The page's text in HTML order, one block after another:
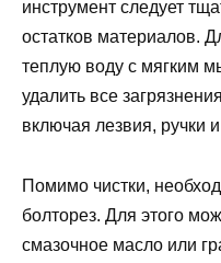
инструмент следует
остатков материалов.
теплую воду с мягким
удалить все
включая лезвия, ручки
Помимо чистки,
болторез. Для этого
смазочное масло или